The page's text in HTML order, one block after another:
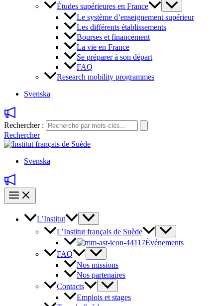
Études supérieures en France
Le système d’enseignement supérieur
Les différents établissements
Bourses et financement
La vie en France
Se préparer à son départ
FAQ
Research mobility programmes
Svenska
Rechercher :
Rechercher
Svenska
L’Institut
L’Institut français de Suède
Événements
FAQ
Nos missions
Nos partenaires
Contacts
Emplois et stages